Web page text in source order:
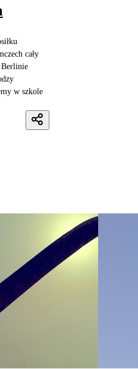
cały
Berlinie
w szkole